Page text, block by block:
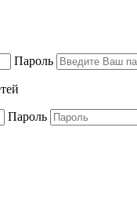
Пароль
Пароль